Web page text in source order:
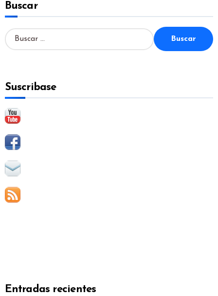
Buscar
B
u
r
:
Suscribase
Entradas recientes